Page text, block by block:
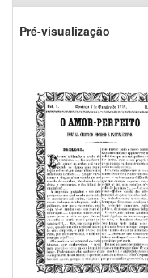
Pré-visualização